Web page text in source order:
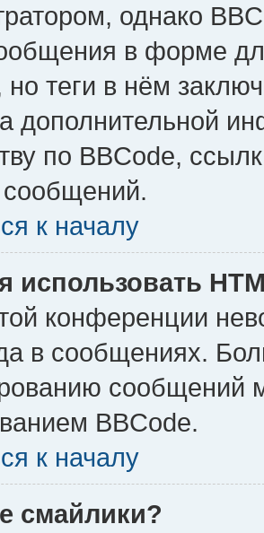
однако
в форме
но теги в нём
дополнительной
по BBCode,
сообщений.
к началу
использовать
конференции
в сообщениях.
сообщений
BBCode.
к началу
смайлики?